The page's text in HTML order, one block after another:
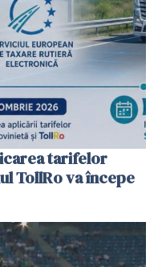
tarifelor
TollRo va începe